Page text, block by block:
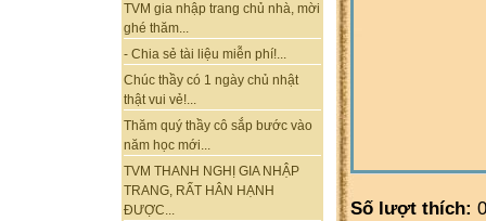
TVM gia nhập trang chủ nhà, mời
ghé thăm...
- Chia sẻ tài liệu miễn phí!...
Chúc thầy có 1 ngày chủ nhật
thật vui vẻ!...
Thăm quý thầy cô sắp bước vào
năm học mới...
TVM THANH NGHỊ GIA NHẬP
TRANG, RẤT HÂN HẠNH
ĐƯỢC...
Số lượt thích: